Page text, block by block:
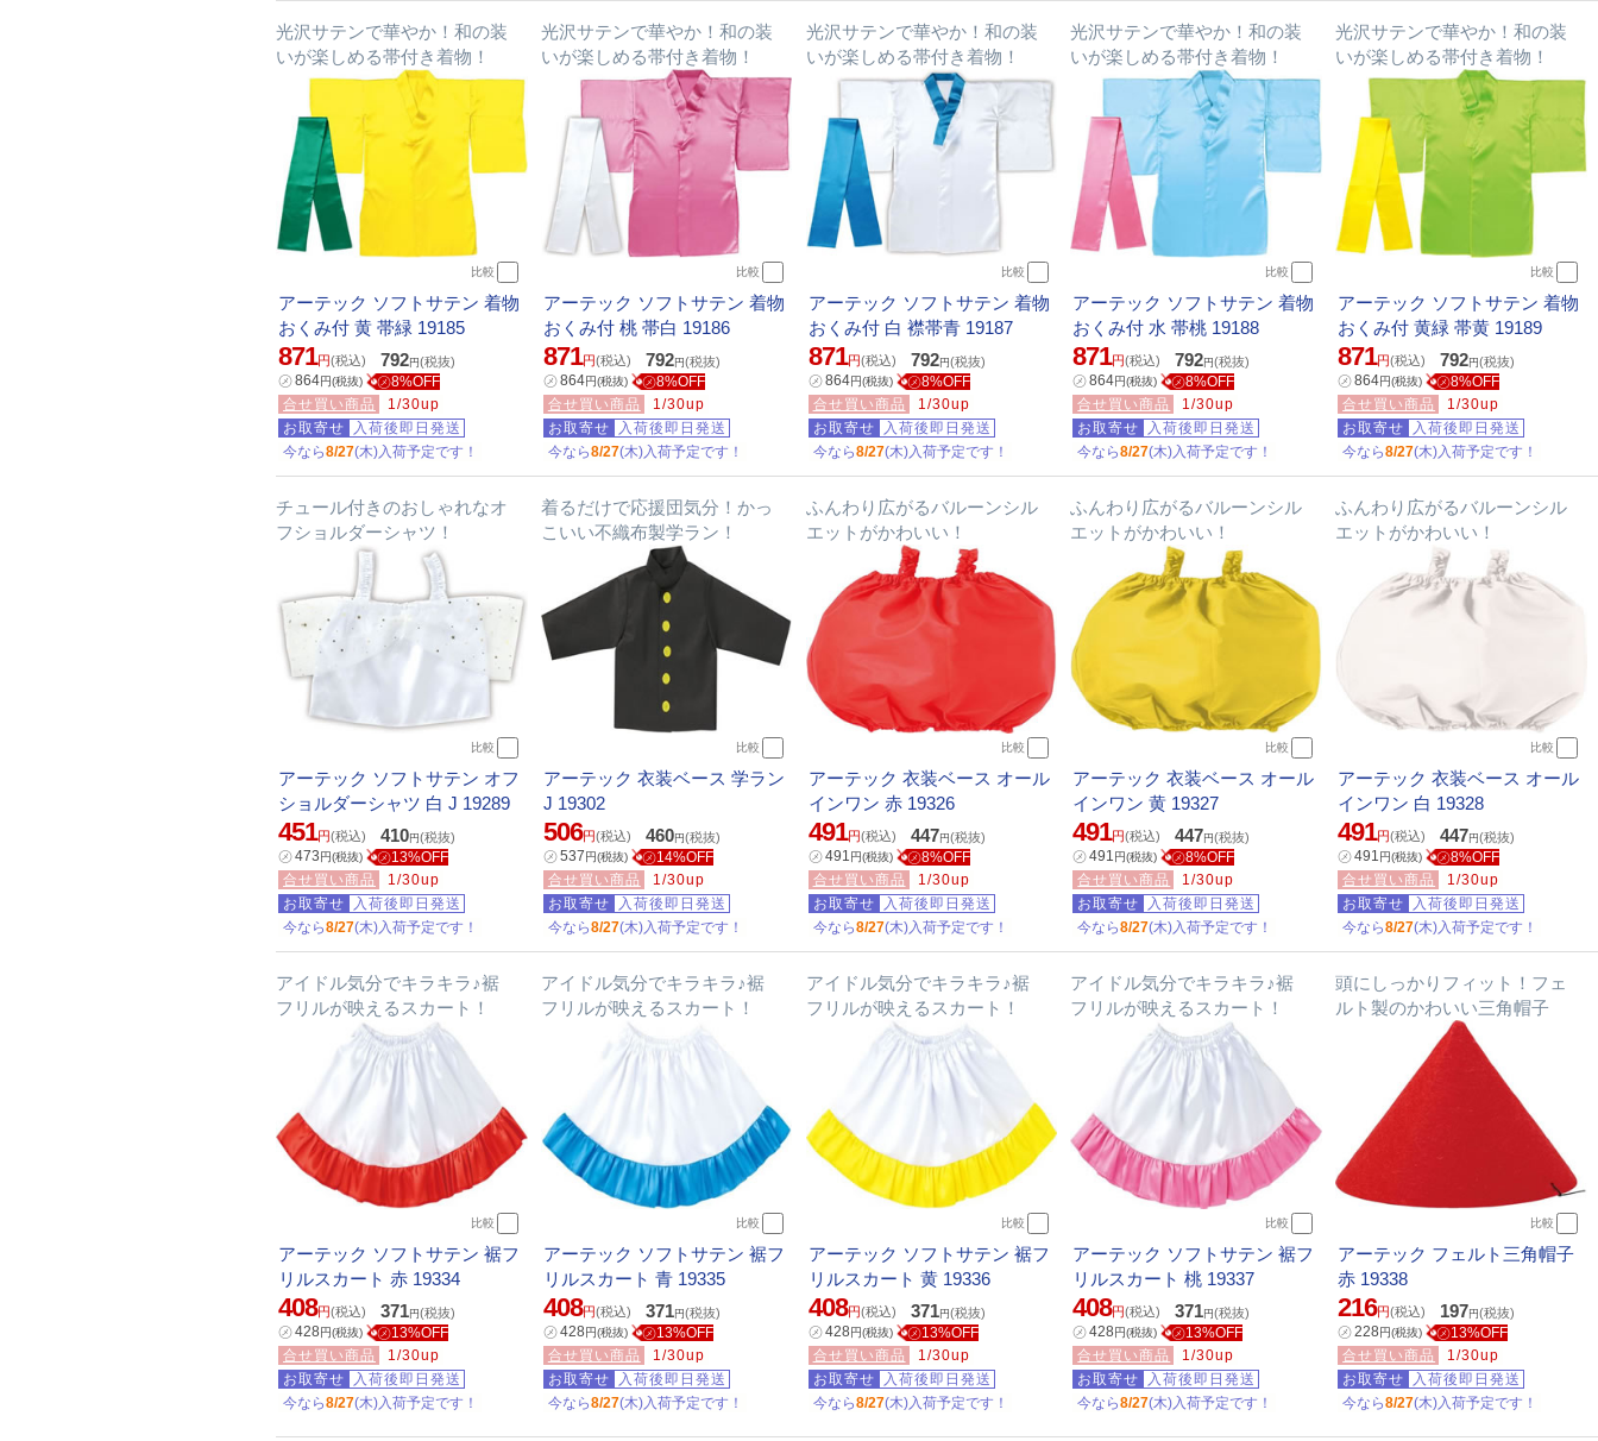
光沢サテンで華やか！和の装
いが楽しめる帯付き着物！
比較
アーテック ソフトサテン 着物
おくみ付 黄 帯緑 19185
871円(税込) 792円(税抜)
㋱864円(税抜) ㋱8%OFF
合せ買い商品
1/30up
お取寄せ
入荷後即日発送
今なら8/27(木)入荷予定です！
光沢サテンで華やか！和の装
いが楽しめる帯付き着物！
比較
アーテック ソフトサテン 着物
おくみ付 桃 帯白 19186
871円(税込) 792円(税抜)
㋱864円(税抜) ㋱8%OFF
合せ買い商品
1/30up
お取寄せ
入荷後即日発送
今なら8/27(木)入荷予定です！
光沢サテンで華やか！和の装
いが楽しめる帯付き着物！
比較
アーテック ソフトサテン 着物
おくみ付 白 襟帯青 19187
871円(税込) 792円(税抜)
㋱864円(税抜) ㋱8%OFF
合せ買い商品
1/30up
お取寄せ
入荷後即日発送
今なら8/27(木)入荷予定です！
光沢サテンで華やか！和の装
いが楽しめる帯付き着物！
比較
アーテック ソフトサテン 着物
おくみ付 水 帯桃 19188
871円(税込) 792円(税抜)
㋱864円(税抜) ㋱8%OFF
合せ買い商品
1/30up
お取寄せ
入荷後即日発送
今なら8/27(木)入荷予定です！
光沢サテンで華やか！和の装
いが楽しめる帯付き着物！
比較
アーテック ソフトサテン 着物
おくみ付 黄緑 帯黄 19189
871円(税込) 792円(税抜)
㋱864円(税抜) ㋱8%OFF
合せ買い商品
1/30up
お取寄せ
入荷後即日発送
今なら8/27(木)入荷予定です！
チュール付きのおしゃれなオ
フショルダーシャツ！
比較
アーテック ソフトサテン オフ
ショルダーシャツ 白 J 19289
451円(税込) 410円(税抜)
㋱473円(税抜) ㋱13%OFF
合せ買い商品
1/30up
お取寄せ
入荷後即日発送
今なら8/27(木)入荷予定です！
着るだけで応援団気分！かっ
こいい不織布製学ラン！
比較
アーテック 衣装ベース 学ラン
J 19302
506円(税込) 460円(税抜)
㋱537円(税抜) ㋱14%OFF
合せ買い商品
1/30up
お取寄せ
入荷後即日発送
今なら8/27(木)入荷予定です！
ふんわり広がるバルーンシル
エットがかわいい！
比較
アーテック 衣装ベース オール
インワン 赤 19326
491円(税込) 447円(税抜)
㋱491円(税抜) ㋱8%OFF
合せ買い商品
1/30up
お取寄せ
入荷後即日発送
今なら8/27(木)入荷予定です！
ふんわり広がるバルーンシル
エットがかわいい！
比較
アーテック 衣装ベース オール
インワン 黄 19327
491円(税込) 447円(税抜)
㋱491円(税抜) ㋱8%OFF
合せ買い商品
1/30up
お取寄せ
入荷後即日発送
今なら8/27(木)入荷予定です！
ふんわり広がるバルーンシル
エットがかわいい！
比較
アーテック 衣装ベース オール
インワン 白 19328
491円(税込) 447円(税抜)
㋱491円(税抜) ㋱8%OFF
合せ買い商品
1/30up
お取寄せ
入荷後即日発送
今なら8/27(木)入荷予定です！
アイドル気分でキラキラ♪裾
フリルが映えるスカート！
比較
アーテック ソフトサテン 裾フ
リルスカート 赤 19334
408円(税込) 371円(税抜)
㋱428円(税抜) ㋱13%OFF
合せ買い商品
1/30up
お取寄せ
入荷後即日発送
今なら8/27(木)入荷予定です！
アイドル気分でキラキラ♪裾
フリルが映えるスカート！
比較
アーテック ソフトサテン 裾フ
リルスカート 青 19335
408円(税込) 371円(税抜)
㋱428円(税抜) ㋱13%OFF
合せ買い商品
1/30up
お取寄せ
入荷後即日発送
今なら8/27(木)入荷予定です！
アイドル気分でキラキラ♪裾
フリルが映えるスカート！
比較
アーテック ソフトサテン 裾フ
リルスカート 黄 19336
408円(税込) 371円(税抜)
㋱428円(税抜) ㋱13%OFF
合せ買い商品
1/30up
お取寄せ
入荷後即日発送
今なら8/27(木)入荷予定です！
アイドル気分でキラキラ♪裾
フリルが映えるスカート！
比較
アーテック ソフトサテン 裾フ
リルスカート 桃 19337
408円(税込) 371円(税抜)
㋱428円(税抜) ㋱13%OFF
合せ買い商品
1/30up
お取寄せ
入荷後即日発送
今なら8/27(木)入荷予定です！
頭にしっかりフィット！フェ
ルト製のかわいい三角帽子
比較
アーテック フェルト三角帽子
赤 19338
216円(税込) 197円(税抜)
㋱228円(税抜) ㋱13%OFF
合せ買い商品
1/30up
お取寄せ
入荷後即日発送
今なら8/27(木)入荷予定です！